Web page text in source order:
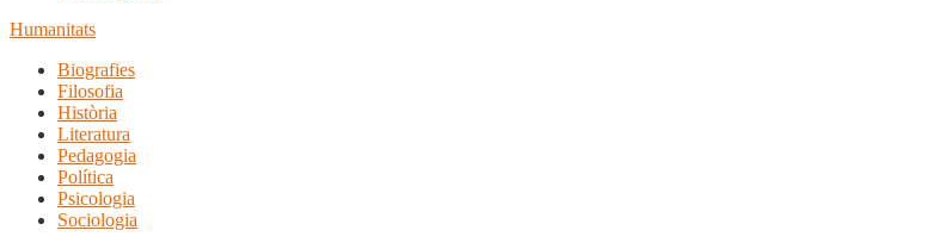
Humanitats
Biografies
Filosofia
Història
Literatura
Pedagogia
Política
Psicologia
Sociologia